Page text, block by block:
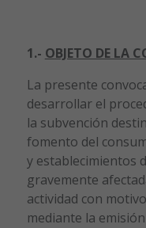
1.- OBJETO DE LA
La presente
desarrollar el
la subvención
fomento del
y establecimientos
gravemente
actividad con
mediante la